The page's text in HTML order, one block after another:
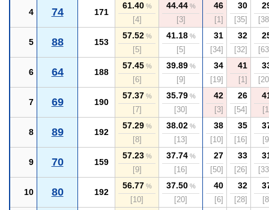
4 74 171
61.40%
[4]
44.44%
[3]
46
[1]
30
[35]
5 88 153
57.52%
[5]
41.18%
[5]
31
[34]
32
[32]
6 64 188
57.45%
[6]
39.89%
[9]
34
[19]
41
[1]
7 69 190
57.37%
[7]
35.79%
[30]
42
[3]
26
[54]
8 89 192
57.29%
[8]
38.02%
[13]
38
[10]
35
[16]
9 70 159
57.23%
[9]
37.74%
[16]
27
[50]
33
[26]
10 80 192
56.77%
[10]
37.50%
[20]
40
[6]
32
[28]